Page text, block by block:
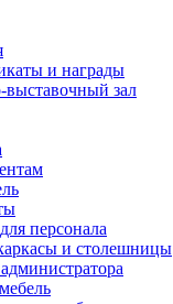
и награды
выставочный зал
персонала
и столешницы